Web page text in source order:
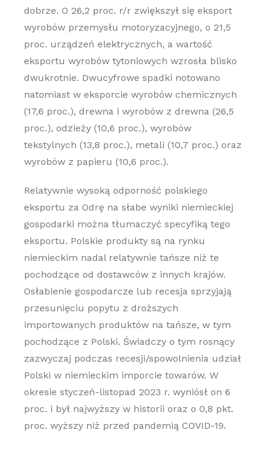
dobrze. O 26,2 proc. r/r zwiększył się eksport
wyrobów przemysłu motoryzacyjnego, o 21,5
proc. urządzeń elektrycznych, a wartość
eksportu wyrobów tytoniowych wzrosła blisko
dwukrotnie. Dwucyfrowe spadki notowano
natomiast w eksporcie wyrobów chemicznych
(17,6 proc.), drewna i wyrobów z drewna (26,5
proc.), odzieży (10,6 proc.), wyrobów
tekstylnych (13,8 proc.), metali (10,7 proc.) oraz
wyrobów z papieru (10,6 proc.).
Relatywnie wysoką odporność polskiego
eksportu za Odrę na słabe wyniki niemieckiej
gospodarki można tłumaczyć specyfiką tego
eksportu. Polskie produkty są na rynku
niemieckim nadal relatywnie tańsze niż te
pochodzące od dostawców z innych krajów.
Osłabienie gospodarcze lub recesja sprzyjają
przesunięciu popytu z droższych
importowanych produktów na tańsze, w tym
pochodzące z Polski. Świadczy o tym rosnący
zazwyczaj podczas recesji/spowolnienia udział
Polski w niemieckim imporcie towarów. W
okresie styczeń-listopad 2023 r. wyniósł on 6
proc. i był najwyższy w historii oraz o 0,8 pkt.
proc. wyższy niż przed pandemią COVID-19.